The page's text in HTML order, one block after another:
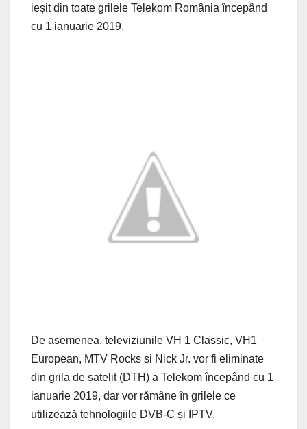
ieșit din toate grilele Telekom România începând
cu 1 ianuarie 2019.
De asemenea, televiziunile VH 1 Classic, VH1
European, MTV Rocks si Nick Jr. vor fi eliminate
din grila de satelit (DTH) a Telekom începând cu 1
ianuarie 2019, dar vor rămâne în grilele ce
utilizează tehnologiile DVB-C și IPTV.